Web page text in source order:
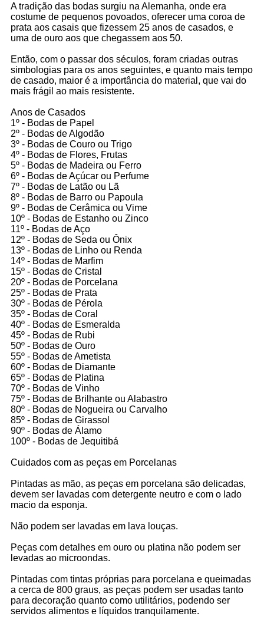
A tradição das bodas surgiu na Alemanha, onde era
costume de pequenos povoados, oferecer uma coroa de
prata aos casais que fizessem 25 anos de casados, e
uma de ouro aos que chegassem aos 50.
Então, com o passar dos séculos, foram criadas outras
simbologias para os anos seguintes, e quanto mais tempo
de casado, maior é a importância do material, que vai do
mais frágil ao mais resistente.
Anos de Casados
1º - Bodas de Papel
2º - Bodas de Algodão
3º - Bodas de Couro ou Trigo
4º - Bodas de Flores, Frutas
5º - Bodas de Madeira ou Ferro
6º - Bodas de Açúcar ou Perfume
7º - Bodas de Latão ou Lã
8º - Bodas de Barro ou Papoula
9º - Bodas de Cerâmica ou Vime
10º - Bodas de Estanho ou Zinco
11º - Bodas de Aço
12º - Bodas de Seda ou Ônix
13º - Bodas de Linho ou Renda
14º - Bodas de Marfim
15º - Bodas de Cristal
20º - Bodas de Porcelana
25º - Bodas de Prata
30º - Bodas de Pérola
35º - Bodas de Coral
40º - Bodas de Esmeralda
45º - Bodas de Rubi
50º - Bodas de Ouro
55º - Bodas de Ametista
60º - Bodas de Diamante
65º - Bodas de Platina
70º - Bodas de Vinho
75º - Bodas de Brilhante ou Alabastro
80º - Bodas de Nogueira ou Carvalho
85º - Bodas de Girassol
90º - Bodas de Álamo
100º - Bodas de Jequitibá
Cuidados com as peças em Porcelanas
Pintadas as mão, as peças em porcelana são delicadas,
devem ser lavadas com detergente neutro e com o lado
macio da esponja.
Não podem ser lavadas em lava louças.
Peças com detalhes em ouro ou platina não podem ser
levadas ao microondas.
Pintadas com tintas próprias para porcelana e queimadas
a cerca de 800 graus, as peças podem ser usadas tanto
para decoração quanto como utilitários, podendo ser
servidos alimentos e líquidos tranquilamente.